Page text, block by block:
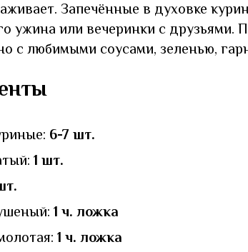
Запечённые в духовке
ужина или вечеринки с
с любимыми соусами, зеленью,
6-7 шт.
1 шт.
1 ч. ложка
1 ч. ложка